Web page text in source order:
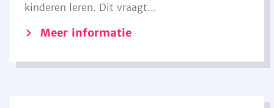
kinderen leren. Dit vraagt...
Meer informatie